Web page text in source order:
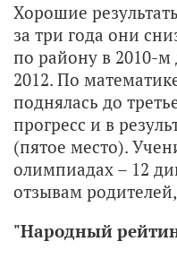
Хорошие
за три года они
по району в 2010-м
2012. По
поднялась до
прогресс и в
(пятое место).
олимпиадах – 12
отзывам
"Народный